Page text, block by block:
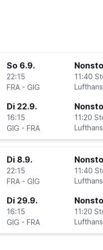
So 6.9.
22:15
FRA - GIG
11:40
Di 22.9.
16:15
GIG - FRA
11:20
Di 8.9.
22:15
FRA - GIG
11:40
Di 29.9.
16:15
GIG - FRA
11:20